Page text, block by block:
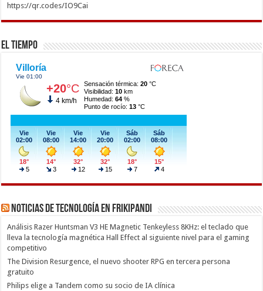
https://qr.codes/IO9Cai
El Tiempo
Noticias de Tecnología en Frikipandi
Análisis Razer Huntsman V3 HE Magnetic Tenkeyless 8KHz: el teclado que
lleva la tecnología magnética Hall Effect al siguiente nivel para el gaming
competitivo
The Division Resurgence, el nuevo shooter RPG en tercera persona
gratuito
Philips elige a Tandem como su socio de IA clínica